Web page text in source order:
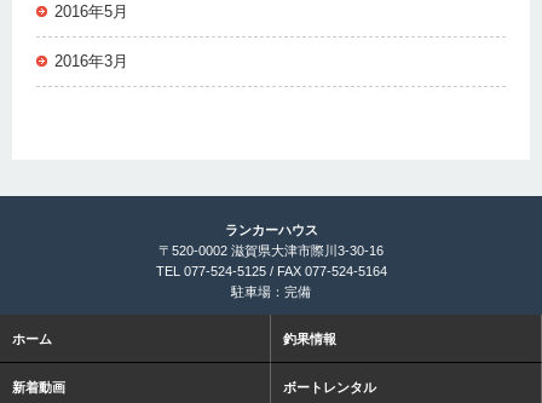
2016年5月
2016年3月
ランカーハウス
〒520-0002 滋賀県大津市際川3-30-16
TEL 077-524-5125 / FAX 077-524-5164
駐車場：完備
ホーム 釣果情報
新着動画 ボートレンタル